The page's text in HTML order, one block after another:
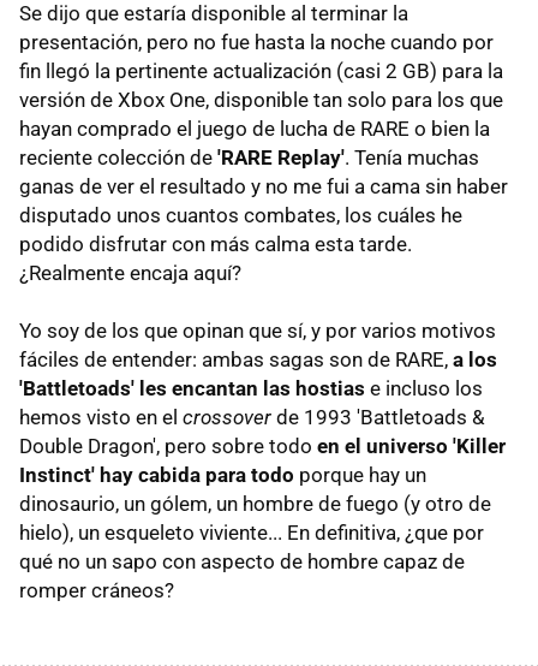
Se dijo que estaría disponible al terminar la
presentación, pero no fue hasta la noche cuando por
fin llegó la pertinente actualización (casi 2 GB) para la
versión de Xbox One, disponible tan solo para los que
hayan comprado el juego de lucha de RARE o bien la
reciente colección de 'RARE Replay'. Tenía muchas
ganas de ver el resultado y no me fui a cama sin haber
disputado unos cuantos combates, los cuáles he
podido disfrutar con más calma esta tarde.
¿Realmente encaja aquí?
Yo soy de los que opinan que sí, y por varios motivos
fáciles de entender: ambas sagas son de RARE, a los
'Battletoads' les encantan las hostias e incluso los
hemos visto en el crossover de 1993 'Battletoads &
Double Dragon', pero sobre todo en el universo 'Killer
Instinct' hay cabida para todo porque hay un
dinosaurio, un gólem, un hombre de fuego (y otro de
hielo), un esqueleto viviente... En definitiva, ¿que por
qué no un sapo con aspecto de hombre capaz de
romper cráneos?